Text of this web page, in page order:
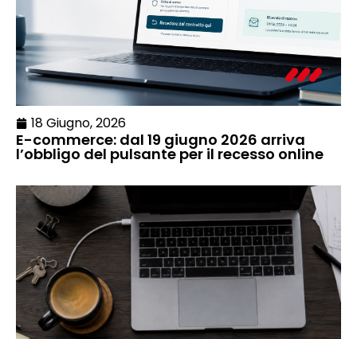
18 Giugno, 2026
E-commerce: dal 19 giugno 2026 arriva
l’obbligo del pulsante per il recesso online